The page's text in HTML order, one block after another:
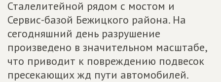
Сталелитейной рядом с мостом и
Сервис-базой Бежицкого района. На
сегодняшний день разрушение
произведено в значительном масштабе,
что приводит к повреждению подвесок
пресекающих жд пути автомобилей.